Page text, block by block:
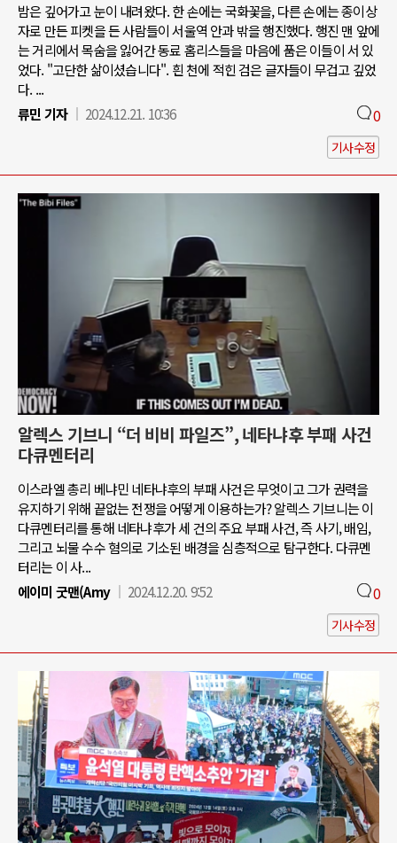
밤은 깊어가고 눈이 내려왔다. 한 손에는 국화꽃을, 다른 손에는 종이상
자로 만든 피켓을 든 사람들이 서울역 안과 밖을 행진했다. 행진 맨 앞에
는 거리에서 목숨을 잃어간 동료 홈리스들을 마음에 품은 이들이 서 있
었다. "고단한 삶이셨습니다". 흰 천에 적힌 검은 글자들이 무겁고 깊었
다. ...
류민 기자
2024.12.21. 10:36 0
기사수정
알렉스 기브니 “더 비비 파일즈”, 네타냐후 부패 사건
다큐멘터리
이스라엘 총리 베냐민 네타냐후의 부패 사건은 무엇이고 그가 권력을
유지하기 위해 끝없는 전쟁을 어떻게 이용하는가? 알렉스 기브니는 이
다큐멘터리를 통해 네타냐후가 세 건의 주요 부패 사건, 즉 사기, 배임,
그리고 뇌물 수수 혐의로 기소된 배경을 심층적으로 탐구한다. 다큐멘
터리는 이 사...
에이미 굿맨(Amy
2024.12.20. 9:52 0
기사수정